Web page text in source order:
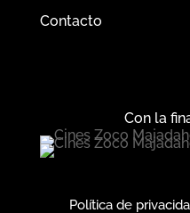
Contacto
Con la
Política de